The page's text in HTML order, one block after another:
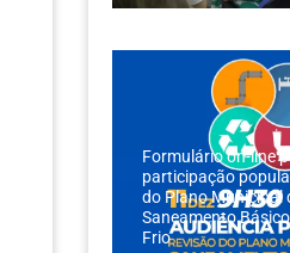
Formulário on-line
participação
do Plano Municipal
Saneamento
Frio